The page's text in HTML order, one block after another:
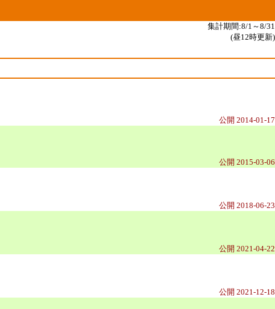
集計期間:8/1～8/31
(昼12時更新)
公開 2014-01-17
公開 2015-03-06
公開 2018-06-23
公開 2021-04-22
公開 2021-12-18